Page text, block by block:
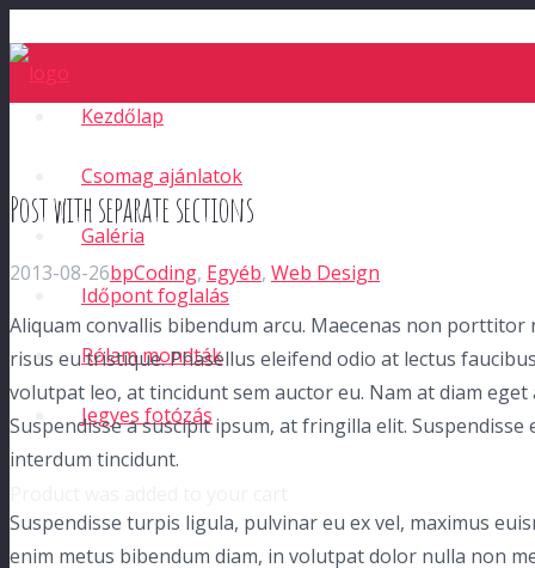
Kezdőlap
Csomag ajánlatok
Galéria
Időpont foglalás
Rólam mondták
Jegyes fotózás
Post with separate sections
2013-08-26bpCoding, Egyéb, Web Design
Aliquam convallis bibendum arcu. Maecenas non
risus eu tristique. Phasellus eleifend odio at lectus
volutpat leo, at tincidunt sem auctor eu. Nam at diam
Suspendisse a suscipit ipsum, at fringilla elit.
interdum tincidunt.
Suspendisse turpis ligula, pulvinar eu ex vel, maximus
enim metus bibendum diam, in volutpat dolor nulla non